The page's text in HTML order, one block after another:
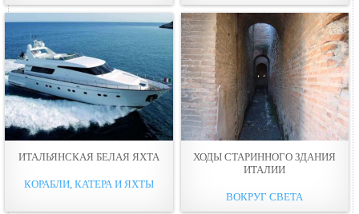
ИТАЛЬЯНСКАЯ БЕЛАЯ ЯХТА
КОРАБЛИ, КАТЕРА И ЯХТЫ
ХОДЫ СТАРИННОГО ЗДАНИЯ
ИТАЛИИ
ВОКРУГ СВЕТА